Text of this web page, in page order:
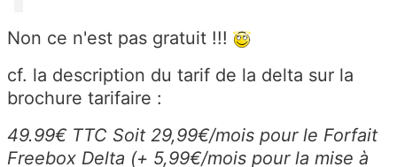
Non ce n'est pas gratuit !!!
cf. la description du tarif de la delta sur la
brochure tarifaire :
49.99€ TTC Soit 29,99€/mois pour le Forfait
Freebox Delta (+ 5,99€/mois pour la mise à